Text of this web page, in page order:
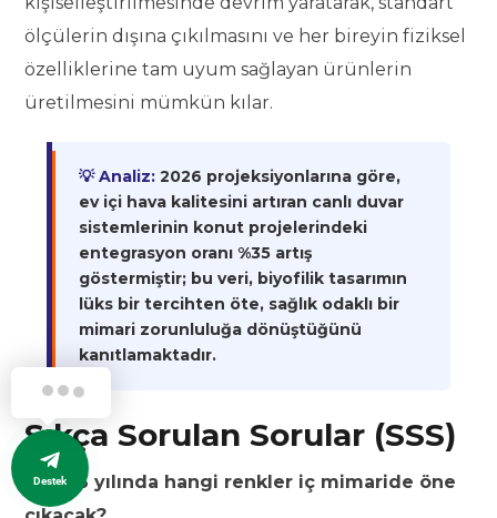
ölçülerin dışına çıkılmasını ve her bireyin fiziksel
özelliklerine tam uyum sağlayan ürünlerin
üretilmesini mümkün kılar.
💡 Analiz: 2026 projeksiyonlarına göre,
ev içi hava kalitesini artıran canlı duvar
sistemlerinin konut projelerindeki
entegrasyon oranı %35 artış
göstermiştir; bu veri, biyofilik tasarımın
lüks bir tercihten öte, sağlık odaklı bir
mimari zorunluluğa dönüştüğünü
kanıtlamaktadır.
Sıkça Sorulan Sorular (SSS)
1. 2026 yılında hangi renkler iç mimaride öne
Destek